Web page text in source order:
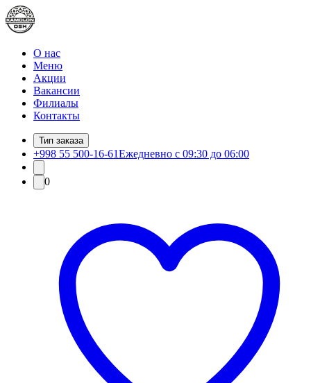
О нас
Меню
Акции
Вакансии
Филиалы
Контакты
Тип заказа
+998 55 500-16-61Ежедневно с 09:30 до 06:00
0